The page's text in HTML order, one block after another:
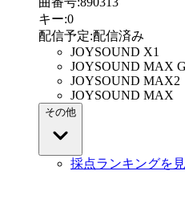
キー:0
配信予定:配信済み
JOYSOUND X1
JOYSOUND MAX
JOYSOUND MAX2
JOYSOUND MAX
その他
採点ランキングを